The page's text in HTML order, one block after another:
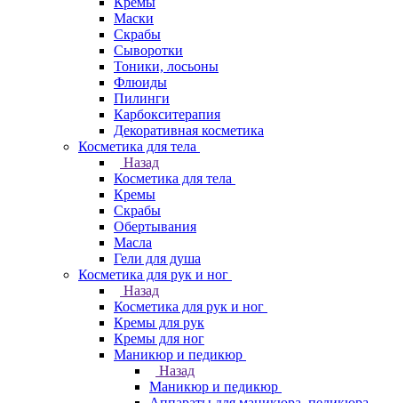
Маски
Скрабы
Сыворотки
Тоники, лосьоны
Флюиды
Пилинги
Карбокситерапия
Декоративная косметика
Косметика для тела
Назад
Косметика для тела
Кремы
Скрабы
Обертывания
Масла
Гели для душа
Косметика для рук и ног
Назад
Косметика для рук и ног
Кремы для рук
Кремы для ног
Маникюр и педикюр
Назад
Маникюр и педикюр